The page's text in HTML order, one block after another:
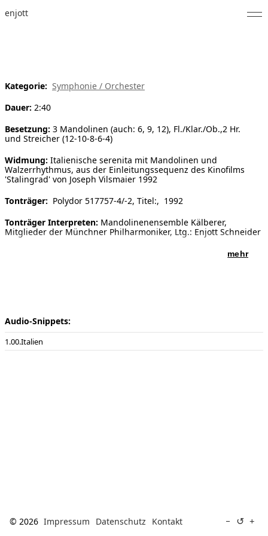
enjott
Werkverzeichnis
Kalender
Publikationen
Notizen
Audio-Snippets:
00.Italien
Kategorie: Symphonie / Orchester
Dauer: 2:40
Besetzung: 3 Mandolinen (auch: 6, 9, 12), Fl./Klar./Ob.,2 Hr.
und Streicher (12-10-8-6-4)
Widmung: Italienische serenita mit Mandolinen und
Walzerrhythmus, aus der Einleitungssequenz des Kinofilms
'Stalingrad' von Joseph Vilsmaier 1992
Tonträger: Polydor 517757-4/-2, Titel:, 1992
Tonträger Interpreten: Mandolinenensemble Kälberer,
Mitglieder der Münchner Philharmoniker, Ltg.: Enjott Schneider
mehr
© 2026 Impressum Datenschutz Kontakt − ↺ +